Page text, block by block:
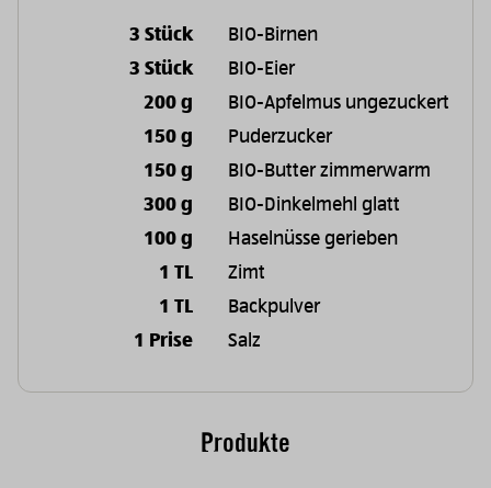
3 Stück
BIO-Birnen
3 Stück
BIO-Eier
200 g
BIO-Apfelmus ungezuckert
150 g
Puderzucker
150 g
BIO-Butter zimmerwarm
300 g
BIO-Dinkelmehl glatt
100 g
Haselnüsse gerieben
1 TL
Zimt
1 TL
Backpulver
1 Prise
Salz
Produkte